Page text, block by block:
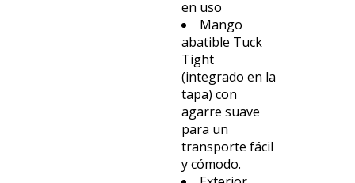
en uso
Mango
abatible Tuck
Tight
(integrado en la
tapa) con
agarre suave
para un
transporte fácil
y cómodo.